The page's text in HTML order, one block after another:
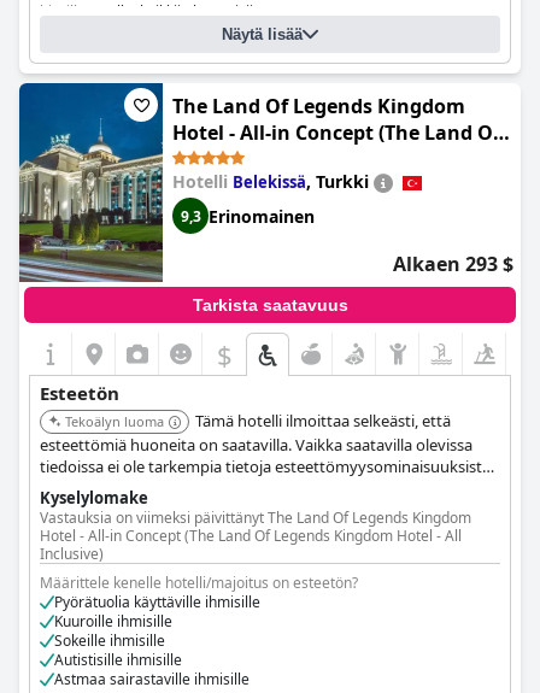
hissillä)? Kyllä, kaikkiin huoneisiin
Onko tiloja, joihin pyörätuolia käyttävät vieraat eivät pääse?
Näytä lisää
The Land Of Legends Kingdom
Hotel - All-in Concept (The Land Of
Legends Kingdom Hotel - All
Inclusive)
Hotelli Belekissä, Turkki
9,3 Erinomainen
Alkaen 293 $
Tarkista saatavuus
$
Esteetön
Tekoälyn luoma
Tämä hotelli ilmoittaa selkeästi, että
esteettömiä huoneita on saatavilla. Vaikka saatavilla olevissa
tiedoissa ei ole tarkempia tietoja esteettömyysominaisuuksista,
"Esteetön huone" -merkintä osoittaa sitoutumista
majoittamaan liikuntarajoitteisia vieraita.
Kyselylomake
Vastauksia on viimeksi päivittänyt The Land Of Legends Kingdom
Hotel - All-in Concept (The Land Of Legends Kingdom Hotel - All
Inclusive)
Määrittele kenelle hotelli/majoitus on esteetön?
Pyörätuolia käyttäville ihmisille
Kuuroille ihmisille
Sokeille ihmisille
Autistisille ihmisille
Astmaa sairastaville ihmisille